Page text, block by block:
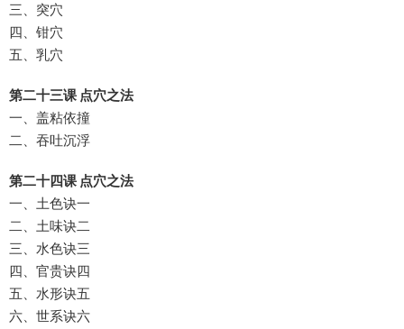
三、突穴
四、钳穴
五、乳穴
第二十三课 点穴之法
一、盖粘依撞
二、吞吐沉浮
第二十四课 点穴之法
一、土色诀一
二、土味诀二
三、水色诀三
四、官贵诀四
五、水形诀五
六、世系诀六